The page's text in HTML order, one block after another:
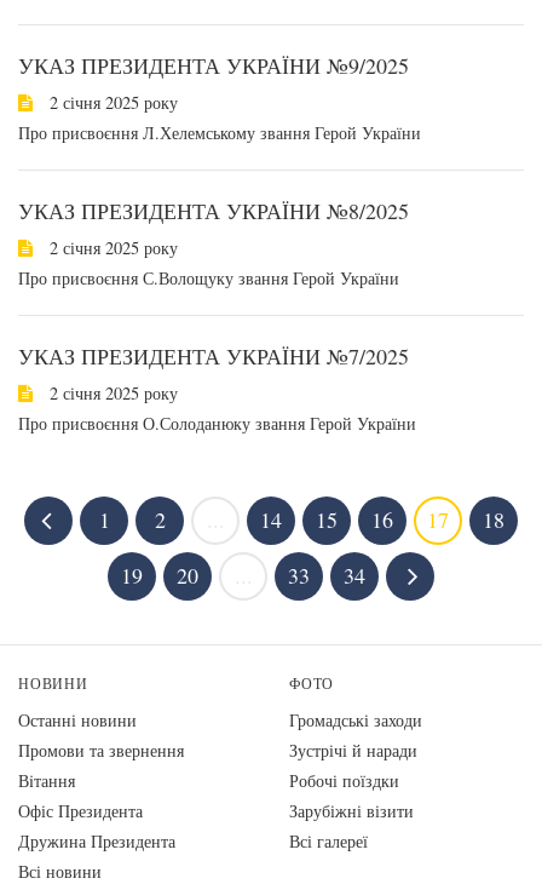
УКАЗ ПРЕЗИДЕНТА УКРАЇНИ №9/2025
2 січня 2025 року
Про присвоєння Л.Хелемському звання Герой України
УКАЗ ПРЕЗИДЕНТА УКРАЇНИ №8/2025
2 січня 2025 року
Про присвоєння С.Волощуку звання Герой України
УКАЗ ПРЕЗИДЕНТА УКРАЇНИ №7/2025
2 січня 2025 року
Про присвоєння О.Солоданюку звання Герой України
1 2 14 15 16 17
18
19
20 33 34
НОВИНИ
Останні новини
Промови та звернення
Вiтання
Офіс Президента
Дружина Президента
Всі новини
ФОТО
Громадські заходи
Зустрічі й наради
Робочі поїздки
Зарубіжні візити
Всі галереї